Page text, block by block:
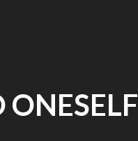
ONESELF